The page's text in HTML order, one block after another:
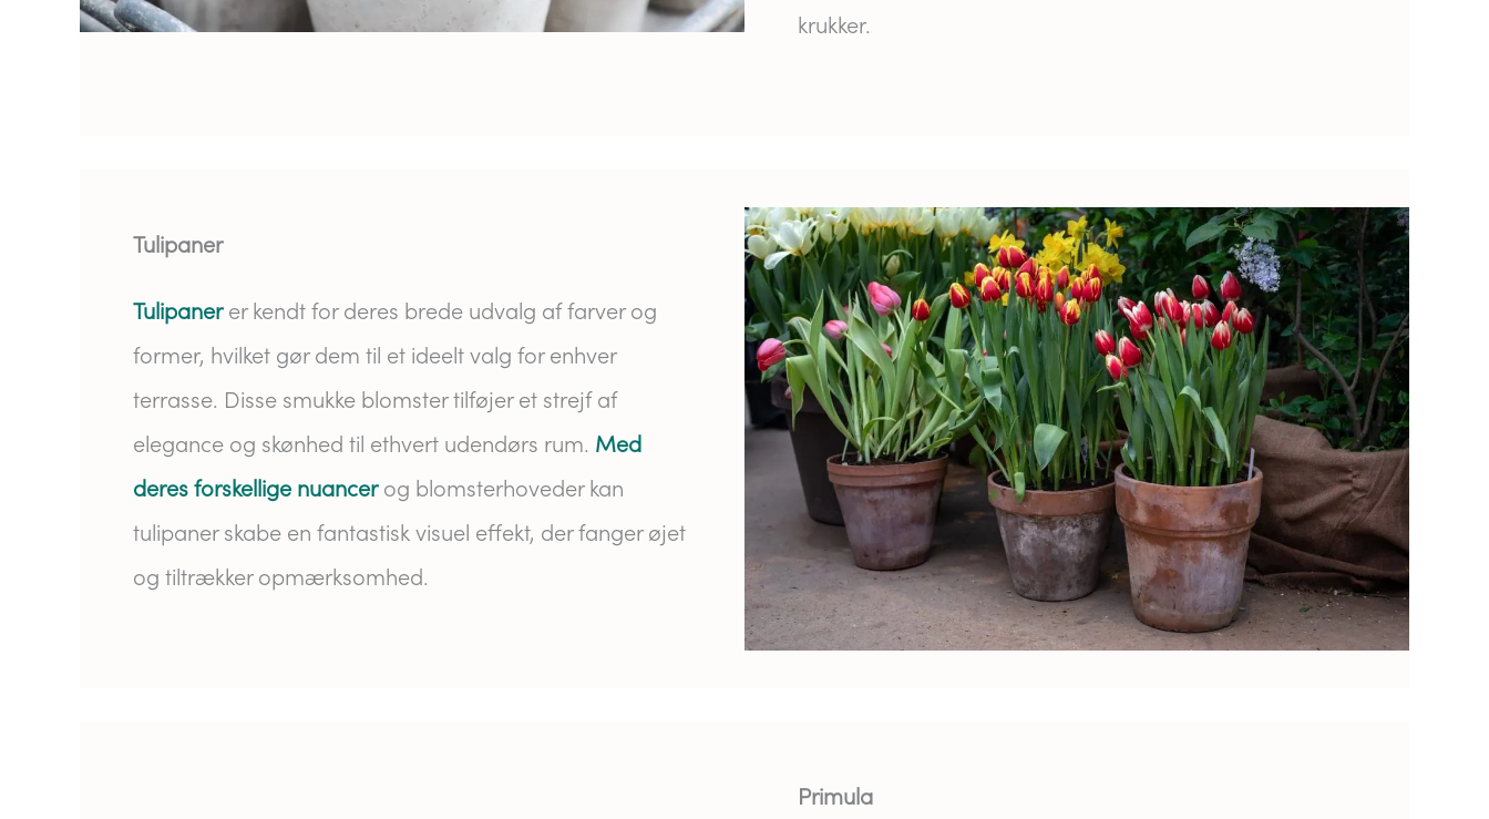
krukker.
Tulipaner
Tulipanerer kendt for deres brede udvalg af farver og
former, hvilket gør dem til et ideelt valg for enhver
terrasse. Disse smukke blomster tilføjer et strejf af
elegance og skønhed til ethvert udendørs rum. Med
deres forskellige nuancerog blomsterhoveder kan
tulipaner skabe en fantastisk visuel effekt, der fanger øjet
og tiltrækker opmærksomhed.
Primula